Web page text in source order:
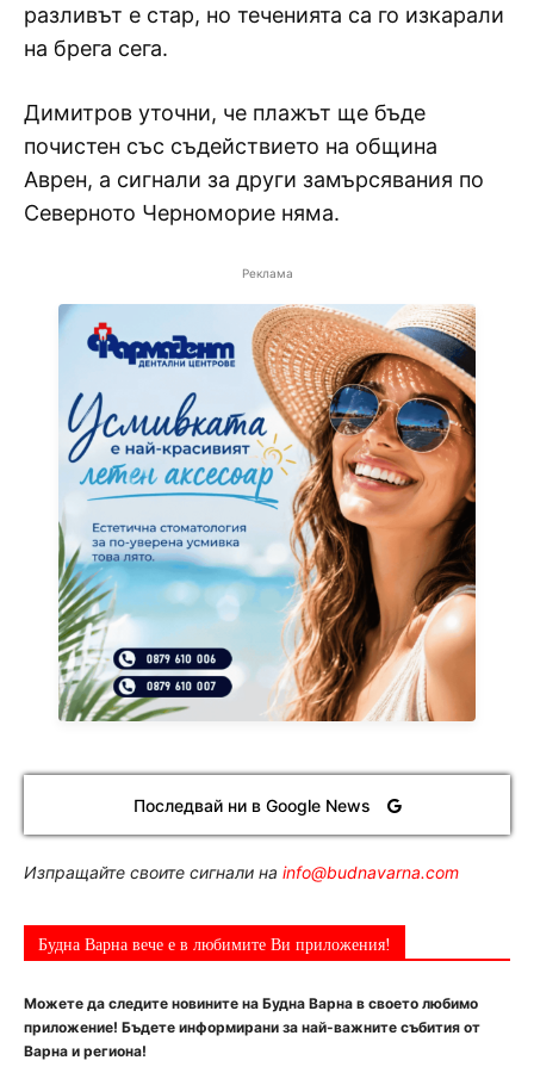
разливът е стар, но теченията са го изкарали
на брега сега.
Димитров уточни, че плажът ще бъде
почистен със съдействието на община
Аврен, а сигнали за други замърсявания по
Северното Черноморие няма.
Реклама
Последвай ни в Google News
Изпращайте своите сигнали на info@budnavarna.com
Будна Варна вече е в любимите Ви приложения!
Можете да следите новините на Будна Варна в своето любимо
приложение! Бъдете информирани за най-важните събития от
Варна и региона!